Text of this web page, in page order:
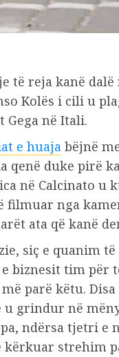
të reja kanë
Kolës i cili u
Gega në Itali.
e huaja bëjnë
qenë duke pirë
në Calcinato u
filmuar nga
ata që kanë
siç e quanim
e biznesit tim për
parë këtu.
u grindur në
ndërsa tjetri e
kërkuar strehim